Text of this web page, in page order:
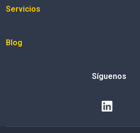
Servicios
Blog
Síguenos